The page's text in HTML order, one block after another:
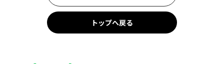
トップへ戻る